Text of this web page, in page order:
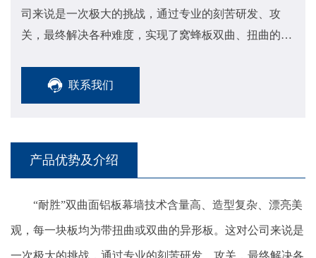
司来说是一次极大的挑战，通过专业的刻苦研发、攻
关，最终解决各种难度，实现了窝蜂板双曲、扭曲的工
联系我们
产品优势及介绍
“耐胜”双曲面铝板幕墙技术含量高、造型复杂、漂亮美
观，每一块板均为带扭曲或双曲的异形板。这对公司来说是